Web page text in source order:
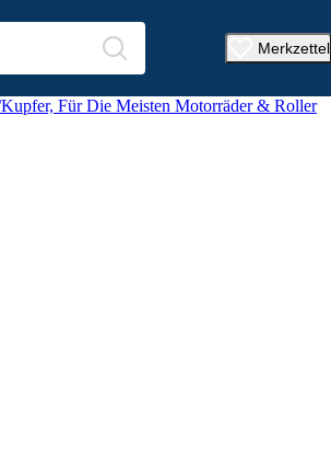
Merkzettel
Für Die Meisten Motorräder & Roller